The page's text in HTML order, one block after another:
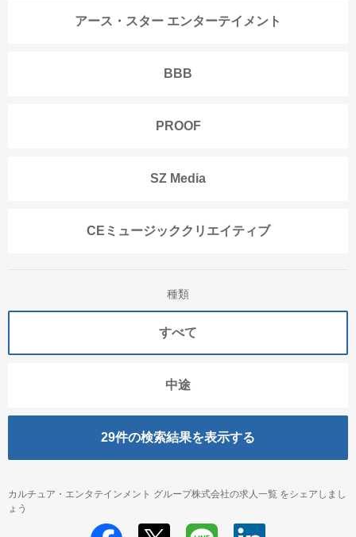
アース・スター エンターテイメント
BBB
PROOF
SZ Media
CEミュージッククリエイティブ
種類
すべて
中途
29件の検索結果を表示する
カルチュア・エンタテインメント グループ株式会社の求人一覧 をシェアしまし
ょう